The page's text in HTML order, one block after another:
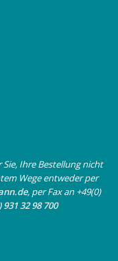
Ihre Bestellung nicht
Wege entweder per
, per Fax an +49(0)
931 32 98 700